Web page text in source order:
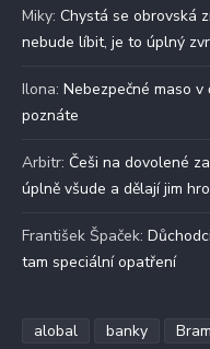
Miky: Chystá se obrovská
nebude líbit, je to úplný
Ilona: Nebezpečné maso
poznáte
Arbitr: Češi na dovolené
úplně všude a dělají jim
František Špaček:
tam speciální opatření
alobal banky